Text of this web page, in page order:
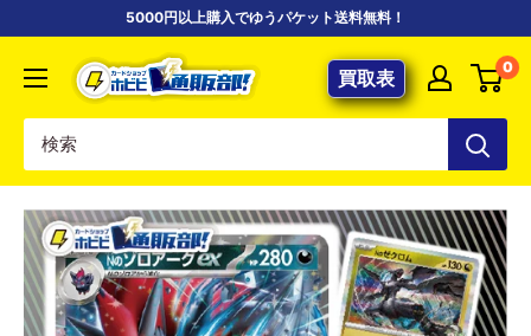
5000円以上購入でゆうパケット送料無料！
【ポ
ケ
専
門
店】
カ
ー
ド
買取表 0